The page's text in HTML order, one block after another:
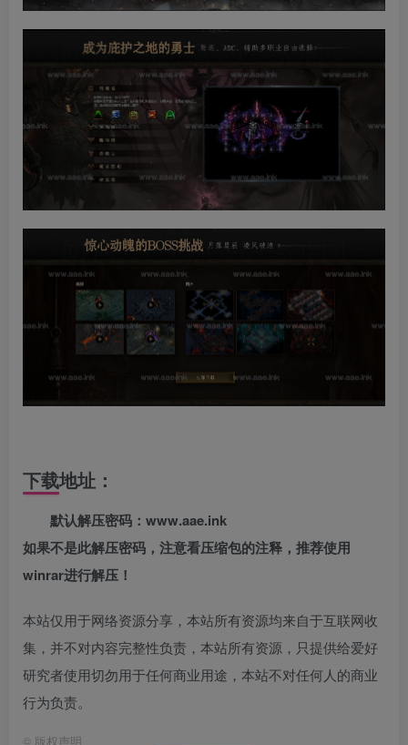
下载地址：
默认解压密码：www.aae.ink
如果不是此解压密码，注意看压缩包的注释，推荐使用
winrar进行解压！
本站仅用于网络资源分享，本站所有资源均来自于互联网收
集，并不对内容完整性负责，本站所有资源，只提供给爱好
研究者使用切勿用于任何商业用途，本站不对任何人的商业
行为负责。
© 版权声明